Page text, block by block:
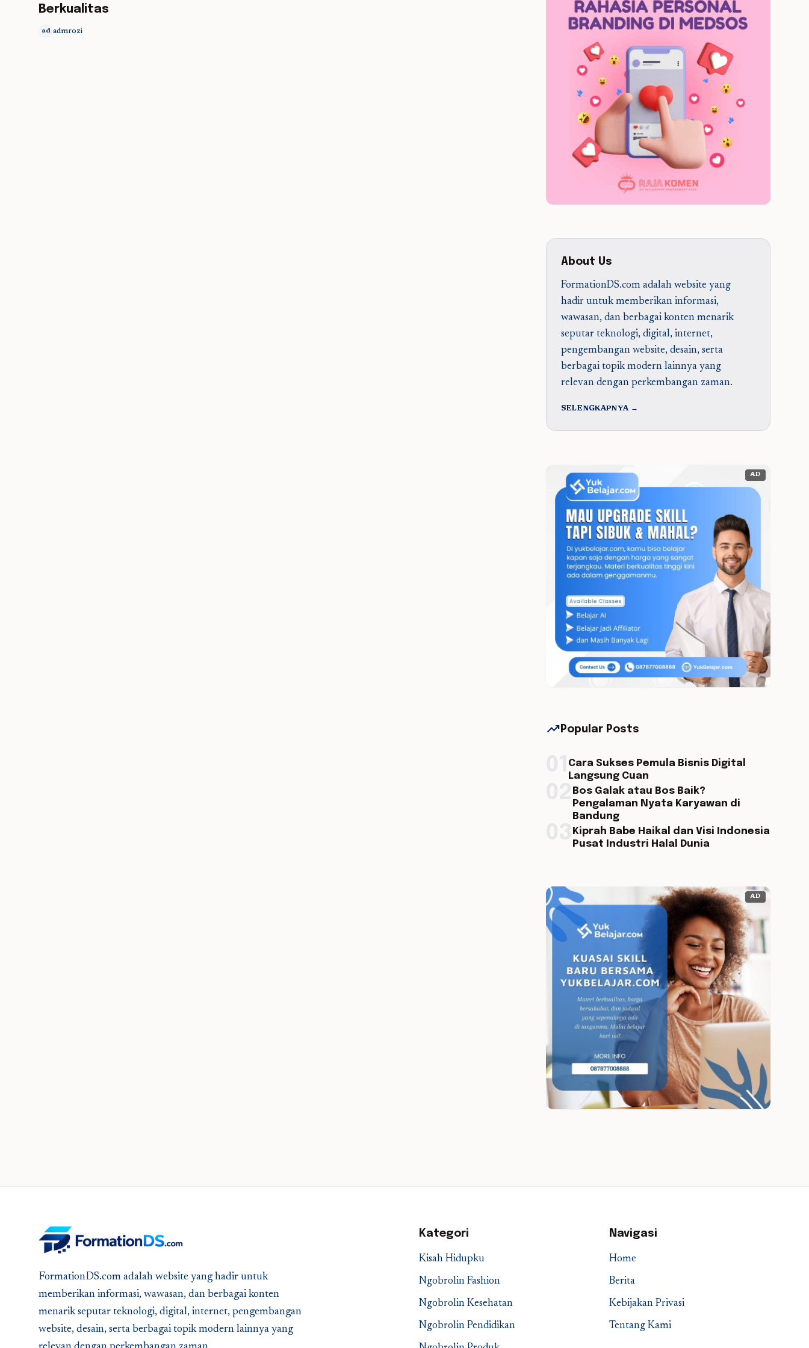
Berkualitas
ad admrozi
About Us
FormationDS.com adalah website yang
hadir untuk memberikan informasi,
wawasan, dan berbagai konten menarik
seputar teknologi, digital, internet,
pengembangan website, desain, serta
berbagai topik modern lainnya yang
relevan dengan perkembangan zaman.
SELENGKAPNYA →
AD
trending_up Popular Posts
Cara Sukses Pemula Bisnis Digital
Langsung Cuan
Bos Galak atau Bos Baik?
Pengalaman Nyata Karyawan di
Bandung
Kiprah Babe Haikal dan Visi Indonesia
Pusat Industri Halal Dunia
AD
FormationDS.com adalah website yang hadir untuk
memberikan informasi, wawasan, dan berbagai konten
menarik seputar teknologi, digital, internet, pengembangan
website, desain, serta berbagai topik modern lainnya yang
Kategori
Kisah Hidupku
Ngobrolin Fashion
Ngobrolin Kesehatan
Ngobrolin Pendidikan
Navigasi
Home
Berita
Kebijakan Privasi
Tentang Kami